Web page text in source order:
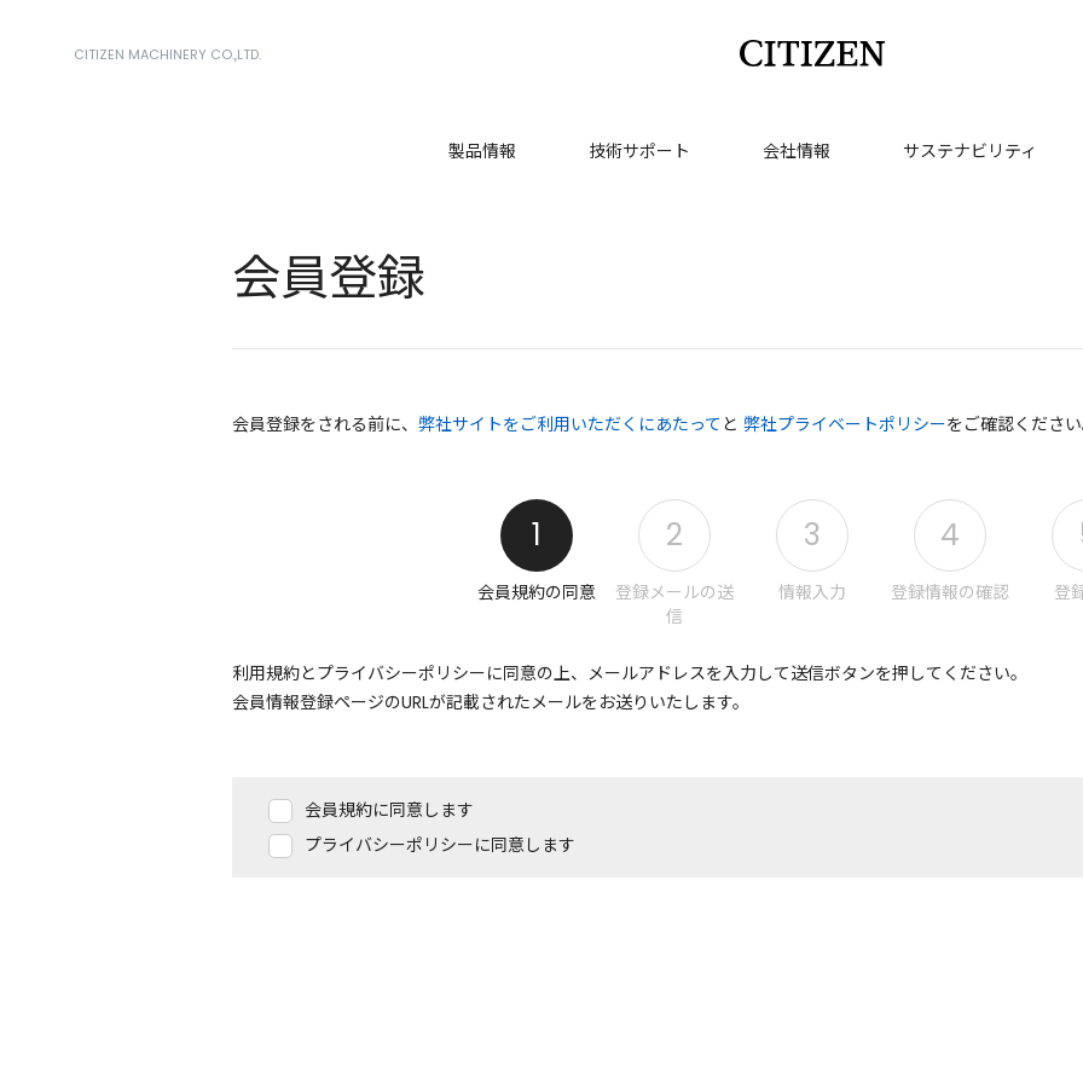
CITIZEN MACHINERY CO.,LTD.
製品情報 技術サポート 会社情報 サステナビリティ
会員登録
会員登録をされる前に、 弊社サイトをご利用いただくにあたって と 弊社プライベートポリシーをご確認くださ
1
会員規約の同意
2
登録メールの送
信
3
情報入力
4
登録情報の確認 登
利用規約とプライバシーポリシーに同意の上、メールアドレスを入力して送信ボタンを押してください。
会員情報登録ページのURLが記載されたメールをお送りいたします。
会員規約に同意します
プライバシーポリシーに同意します